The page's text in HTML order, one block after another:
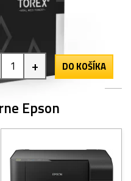
+ DO KOŠÍKA
Epson